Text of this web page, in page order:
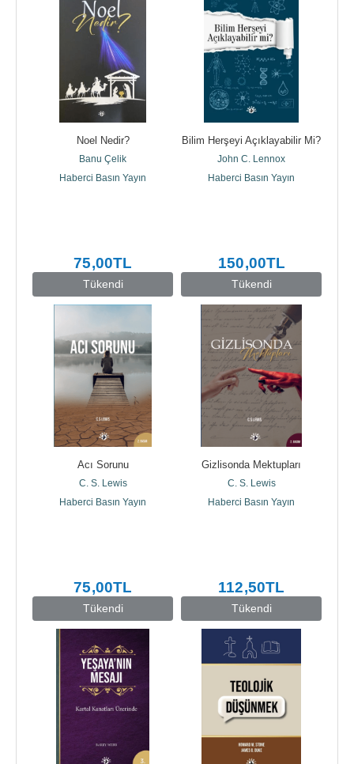
Tükendi
Noel Nedir?
Banu Çelik
Haberci Basın Yayın
75,00TL
Tükendi
Bilim Herşeyi Açıklayabilir Mi?
John C. Lennox
Haberci Basın Yayın
150,00TL
Tükendi
Acı Sorunu
C. S. Lewis
Haberci Basın Yayın
75,00TL
Tükendi
Gizlisonda Mektupları
C. S. Lewis
Haberci Basın Yayın
112,50TL